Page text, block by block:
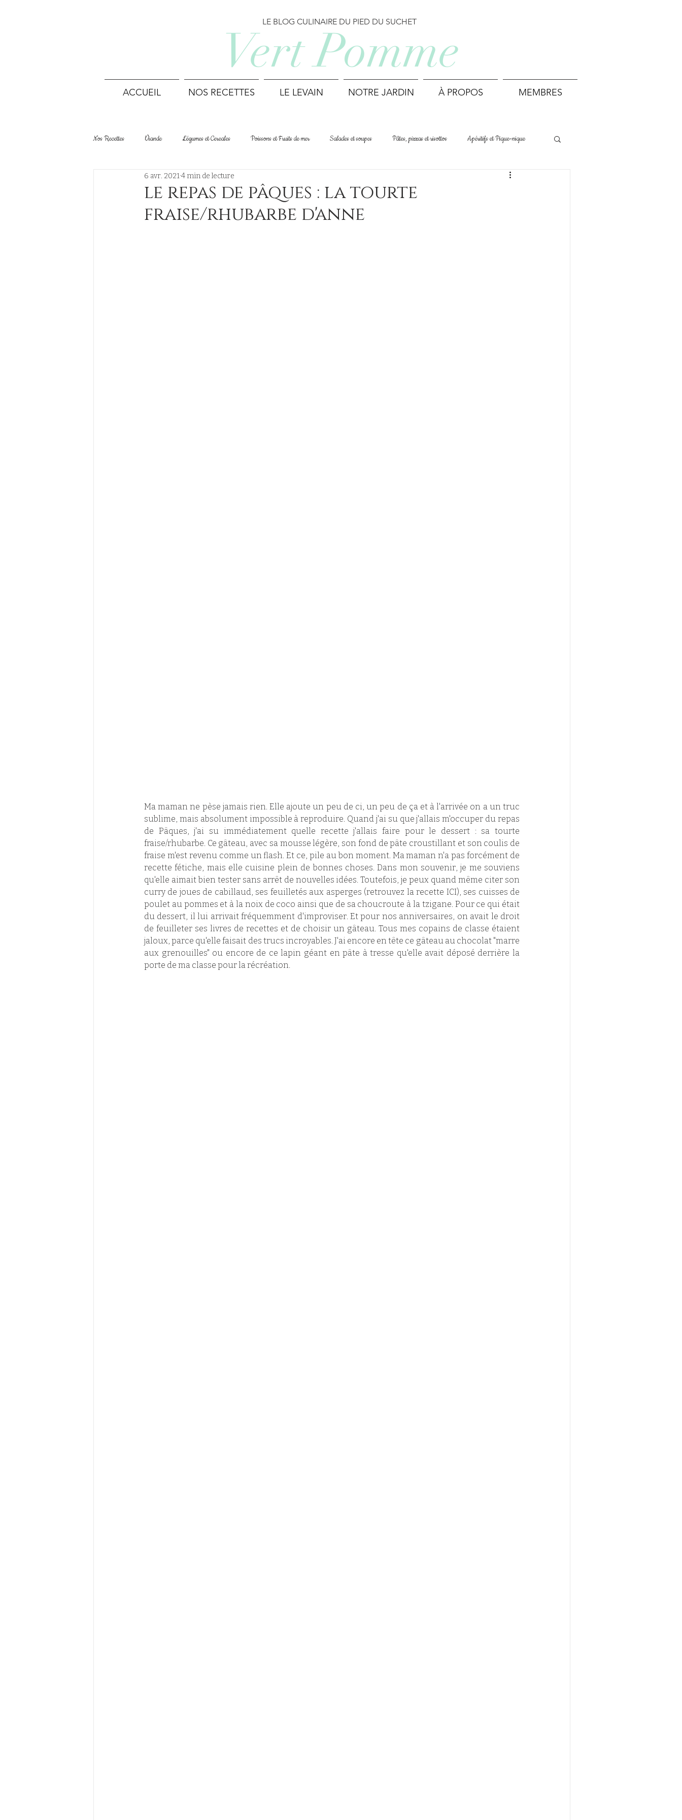
Vert Pomme
ACCUEIL NOS RECETTES LE LEVAIN NOTRE JARDIN À PROPOS MEMBRES
LE BLOG CULINAIRE DU PIED DU SUCHET
Nos Recettes Viande Légumes et Cereales Poissons et Fruits de mer Salades et soupes Pâtes, pizzas et risottos Apéritifs et Pique-nique
Desserts Tartes et Gâteaux Boulangerie
Terrines et conserves Sans viande Déjeuner et Brunch Biscuits et mignardises
le repas de pâques : la tourte
fraise/rhubarbe d'anne
6 avr. 20214 min de lecture
Ma maman ne pèse jamais rien. Elle ajoute un peu de ci, un peu de ça et à l'arrivée on a un truc
sublime, mais absolument impossible à reproduire. Quand j'ai su que j'allais m'occuper du repas
de Pâques, j'ai su immédiatement quelle recette j'allais faire pour le dessert : sa tourte
fraise/rhubarbe. Ce gâteau, avec sa mousse légère, son fond de pâte croustillant et son coulis de
fraise m'est revenu comme un flash. Et ce, pile au bon moment. Ma maman n'a pas forcément de
recette fétiche, mais elle cuisine plein de bonnes choses. Dans mon souvenir, je me souviens
qu'elle aimait bien tester sans arrêt de nouvelles idées. Toutefois, je peux quand même citer son
curry de joues de cabillaud, ses feuilletés aux asperges (retrouvez la recette ICI), ses cuisses de
poulet au pommes et à la noix de coco ainsi que de sa choucroute à la tzigane. Pour ce qui était
du dessert, il lui arrivait fréquemment d'improviser. Et pour nos anniversaires, on avait le droit
de feuilleter ses livres de recettes et de choisir un gâteau. Tous mes copains de classe étaient
jaloux, parce qu'elle faisait des trucs incroyables. J'ai encore en tête ce gâteau au chocolat "marre
aux grenouilles" ou encore de ce lapin géant en pâte à tresse qu'elle avait déposé derrière la
porte de ma classe pour la récréation.